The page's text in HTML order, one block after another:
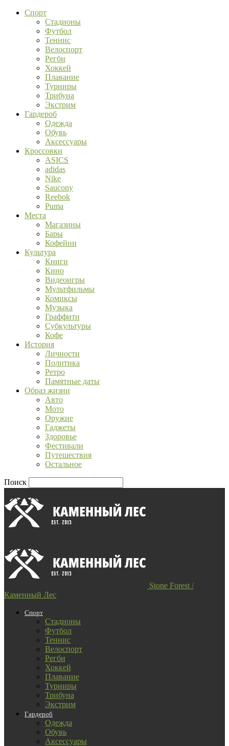
Спорт
Стадионы
Футбол
Теннис
Велоспорт
Регби
Хоккей
Плавание
Турниры
Трибуна
Экстрим
Гардероб
Одежда
Обувь
Аксессуары
Кроссовки
ASICS
adidas
Nike
Saucony
Reebok
Puma
Места
Магазины
Бары
Кофейни
Культура
Книги
Кино
Видеоигры
Мультфильмы
Комиксы
Музыка
Граффити
Субкультуры
Кофе
История
Личности
Политика
Ретро
Памятные даты
Образ жизни
Авто
Мото
Оружие
Гаджеты
Здоровье
Фестивали
Путешествия
Остальное
Поиск
Stone Forest /
Каменный Лес
Спорт
Стадионы
Футбол
Теннис
Велоспорт
Регби
Хоккей
Плавание
Турниры
Трибуна
Экстрим
Гардероб
Одежда
Обувь
Аксессуары